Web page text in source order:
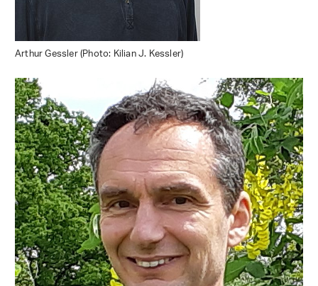
Arthur Gessler (Photo: Kilian J. Kessler)